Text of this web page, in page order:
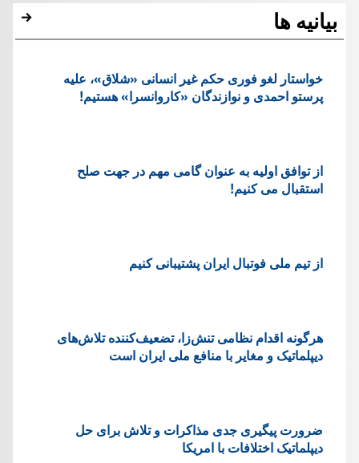
بیانیه ها
خواستار لغو فوری حکم غیر انسانی «شلاق»، علیه
پرستو احمدی و نوازندگان «کاروانسرا» هستیم!
از توافق اولیه به عنوان گامی مهم در جهت صلح
استقبال می کنیم!
از تیم ملی فوتبال ایران پشتیبانی کنیم
هرگونه اقدام نظامی تنش‌زا، تضعیف‌کننده تلاش‌های
دیپلماتیک و مغایر با منافع ملی ایران است
ضرورت پیگیری جدی مذاکرات و تلاش برای حل
دیپلماتیک اختلافات با امریکا